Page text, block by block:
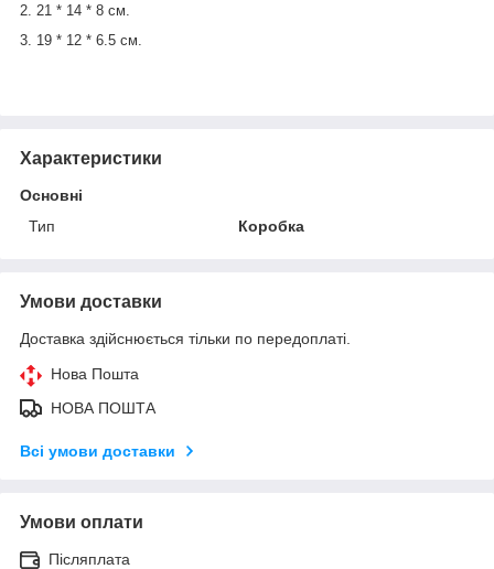
2. 21 * 14 * 8 см.
3. 19 * 12 * 6.5 см.
Характеристики
Основні
Тип
Коробка
Умови доставки
Доставка здійснюється тільки по передоплаті.
Нова Пошта
НОВА ПОШТА
Всі умови доставки
Умови оплати
Післяплата